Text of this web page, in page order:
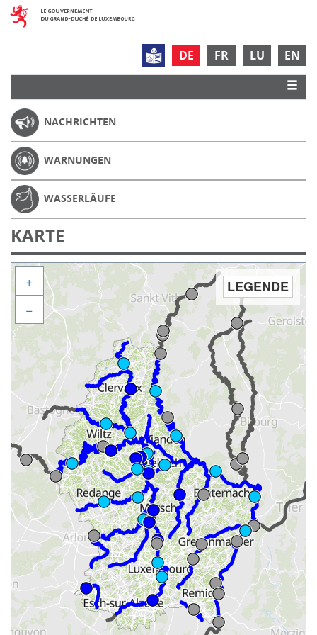
DE FR LU EN
NACHRICHTEN
WARNUNGEN
WASSERLÄUFE
KARTE
LEGENDE
+
−